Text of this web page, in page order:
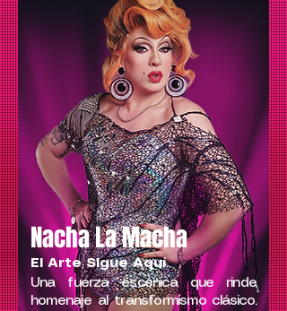
El Arte Sigue Aquí
Nacha La Macha
Una fuerza escénica que rinde
homenaje al transformismo clásico.